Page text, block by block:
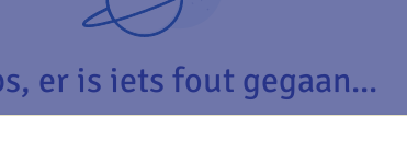
er is iets fout gegaan...